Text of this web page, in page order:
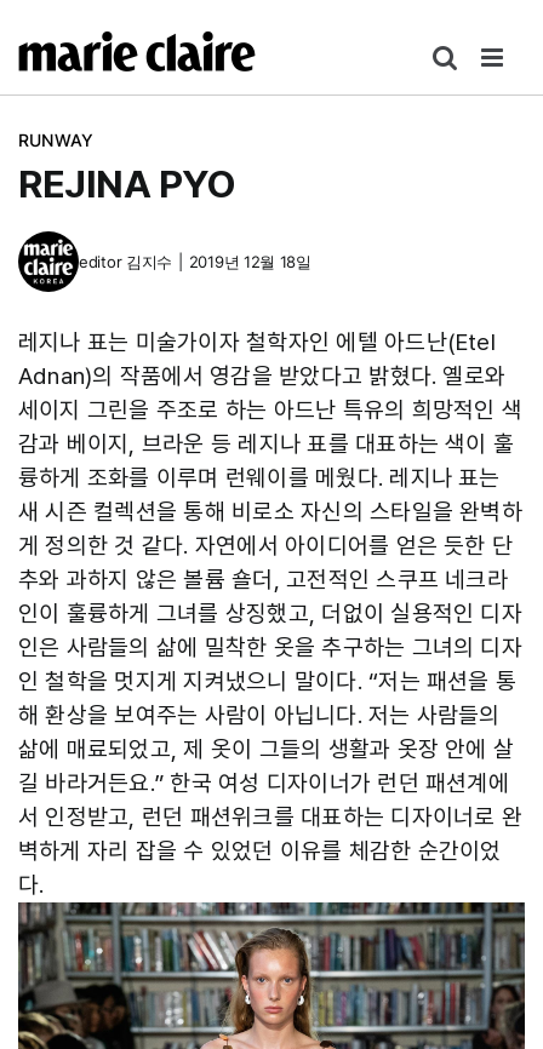
텐
RUNWAY
REJINA PYO
editor 김지수 2019년 12월 18일
레지나 표는 미술가이자 철학자인 에텔 아드난(Etel
Adnan)의 작품에서 영감을 받았다고 밝혔다. 옐로와
세이지 그린을 주조로 하는 아드난 특유의 희망적인 색
감과 베이지, 브라운 등 레지나 표를 대표하는 색이 훌
륭하게 조화를 이루며 런웨이를 메웠다. 레지나 표는
새 시즌 컬렉션을 통해 비로소 자신의 스타일을 완벽하
게 정의한 것 같다. 자연에서 아이디어를 얻은 듯한 단
추와 과하지 않은 볼륨 숄더, 고전적인 스쿠프 네크라
인이 훌륭하게 그녀를 상징했고, 더없이 실용적인 디자
인은 사람들의 삶에 밀착한 옷을 추구하는 그녀의 디자
인 철학을 멋지게 지켜냈으니 말이다. “저는 패션을 통
해 환상을 보여주는 사람이 아닙니다. 저는 사람들의
삶에 매료되었고, 제 옷이 그들의 생활과 옷장 안에 살
길 바라거든요.” 한국 여성 디자이너가 런던 패션계에
서 인정받고, 런던 패션위크를 대표하는 디자이너로 완
벽하게 자리 잡을 수 있었던 이유를 체감한 순간이었
다.